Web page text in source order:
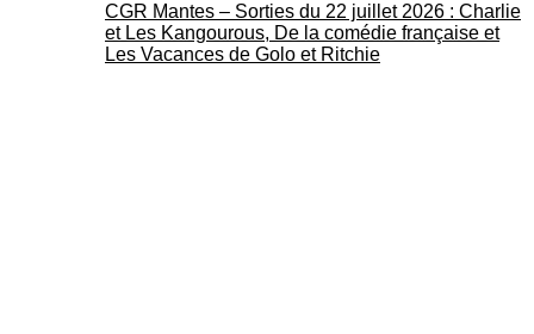
CGR Mantes – Sorties du 22 juillet 2026 : Charlie
et Les Kangourous, De la comédie française et
Les Vacances de Golo et Ritchie